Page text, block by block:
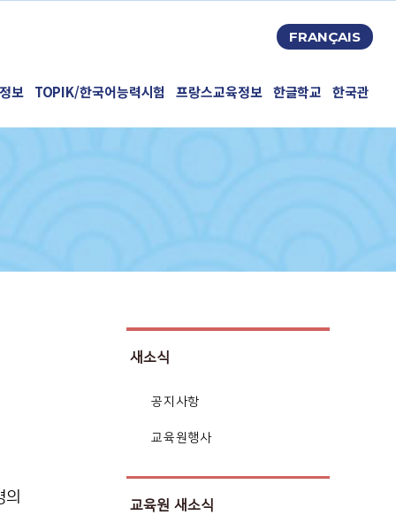
FRANÇAIS
보 TOPIK/한국어능력시험 프랑스교육정보 한글학교 한국관
새소식
공지사항
교육원행사
교육원 새소식